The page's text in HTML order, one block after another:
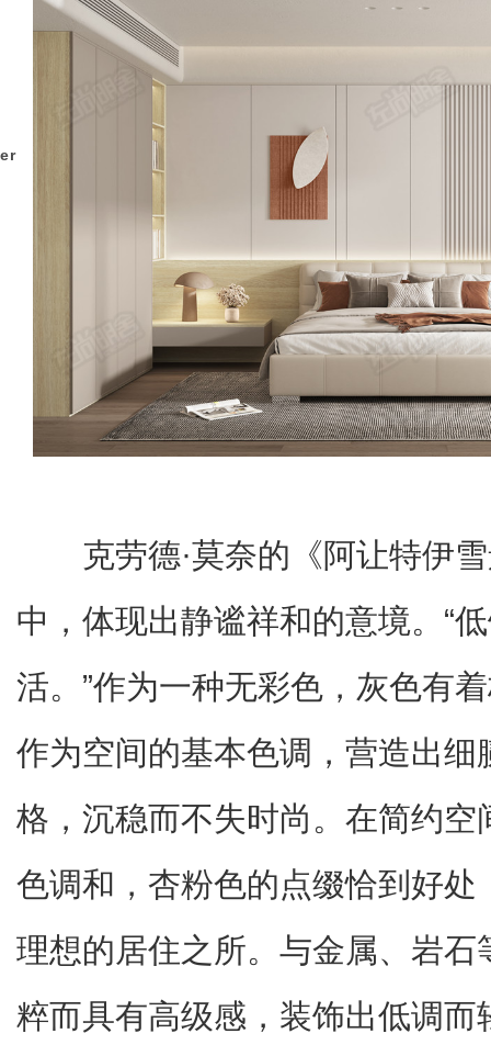
克劳德·莫奈的《阿让特伊
中，体现出静谧祥和的意境。“
活。”作为一种无彩色，灰色有
作为空间的基本色调，营造出
格，沉稳而不失时尚。在简约
色调和，杏粉色的点缀恰到好
理想的居住之所。与金属、岩
粹而具有高级感，装饰出低调